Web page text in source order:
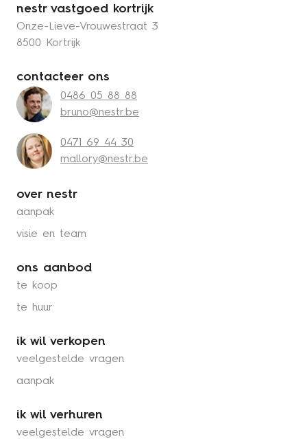
nestr vastgoed kortrijk
Onze-Lieve-Vrouwestraat 3
8500 Kortrijk
contacteer ons
0486 05 88 88
bruno@nestr.be
0471 69 44 30
mallory@nestr.be
over nestr
aanpak
visie en team
ons aanbod
te koop
te huur
ik wil verkopen
veelgestelde vragen
aanpak
ik wil verhuren
veelgestelde vragen